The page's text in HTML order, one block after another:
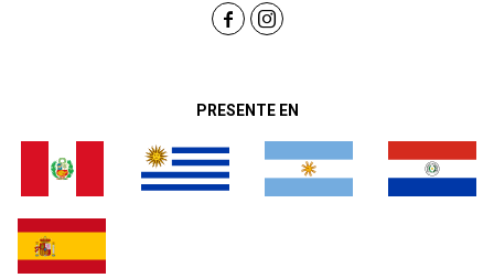
PRESENTE EN
 